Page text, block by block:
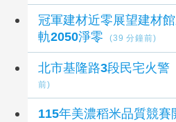
冠軍建材近零展望建材
軌2050淨零
(39 分鐘前)
北市基隆路3段民宅火
前)
115年美濃稻米品質競